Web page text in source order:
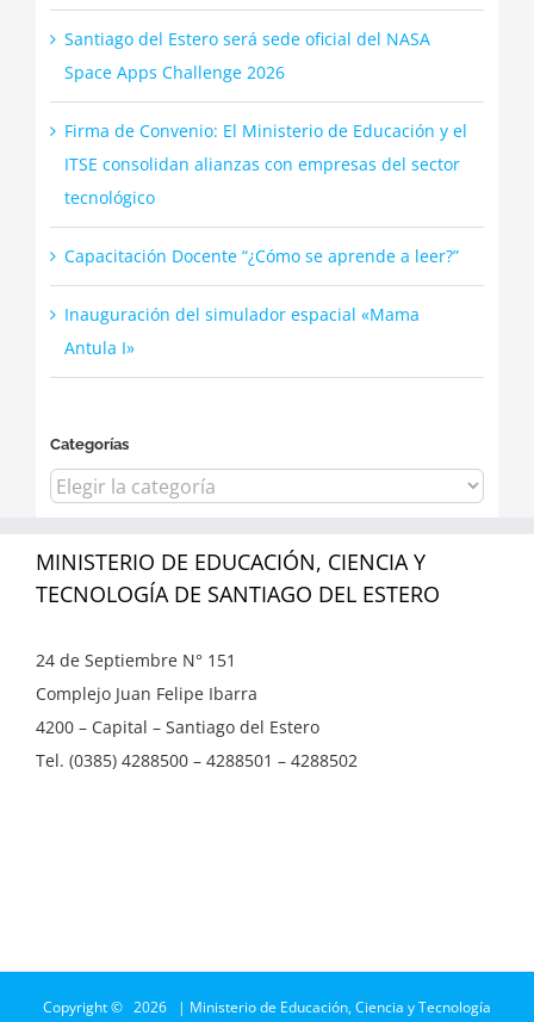
Santiago del Estero será sede oficial del NASA
Space Apps Challenge 2026
Firma de Convenio: El Ministerio de Educación y el
ITSE consolidan alianzas con empresas del sector
tecnológico
Capacitación Docente “¿Cómo se aprende a leer?”
Inauguración del simulador espacial «Mama
Antula I»
Categorías
Categorías
MINISTERIO DE EDUCACIÓN, CIENCIA Y
TECNOLOGÍA DE SANTIAGO DEL ESTERO
24 de Septiembre N° 151
Complejo Juan Felipe Ibarra
4200 – Capital – Santiago del Estero
Tel. (0385) 4288500 – 4288501 – 4288502
Copyright © 2026 | Ministerio de Educación, Ciencia y Tecnología